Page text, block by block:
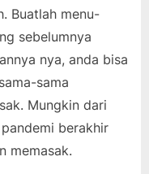
Buatlah menu-
sebelumnya
nya, anda bisa
sama
Mungkin dari
berakhir
memasak.